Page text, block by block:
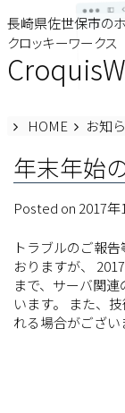
to
content
長崎県佐世保市の
クロッキーワークス
HOME お知
年末年始
Posted on 2017年
トラブルのご報
おりますが、
まで、サーバ関
います。 また、
れる場合がござい